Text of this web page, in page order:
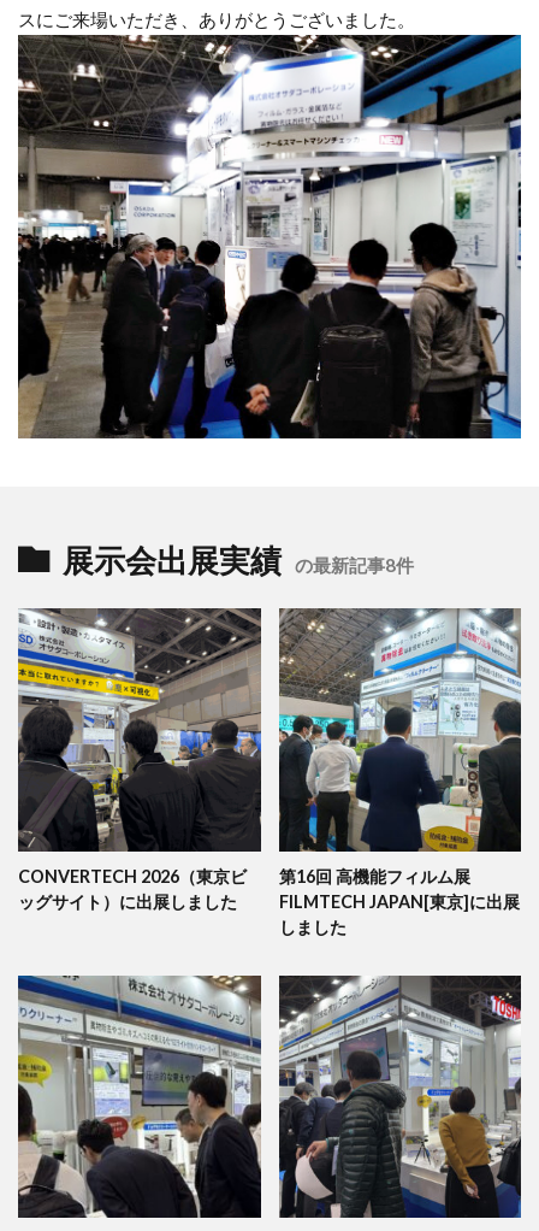
スにご来場いただき、ありがとうございました。
展示会出展実績 の最新記事8件
CONVERTECH 2026（東京ビ
ッグサイト）に出展しました
第16回 高機能フィルム展
FILMTECH JAPAN[東京]に出展
しました